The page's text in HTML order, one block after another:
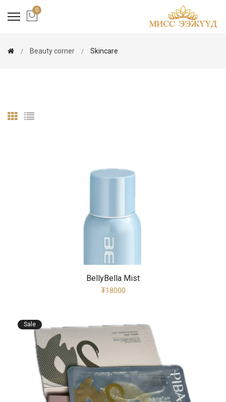
0
Beauty corner Skincare
BellyBella Mist
₮18000
Sale